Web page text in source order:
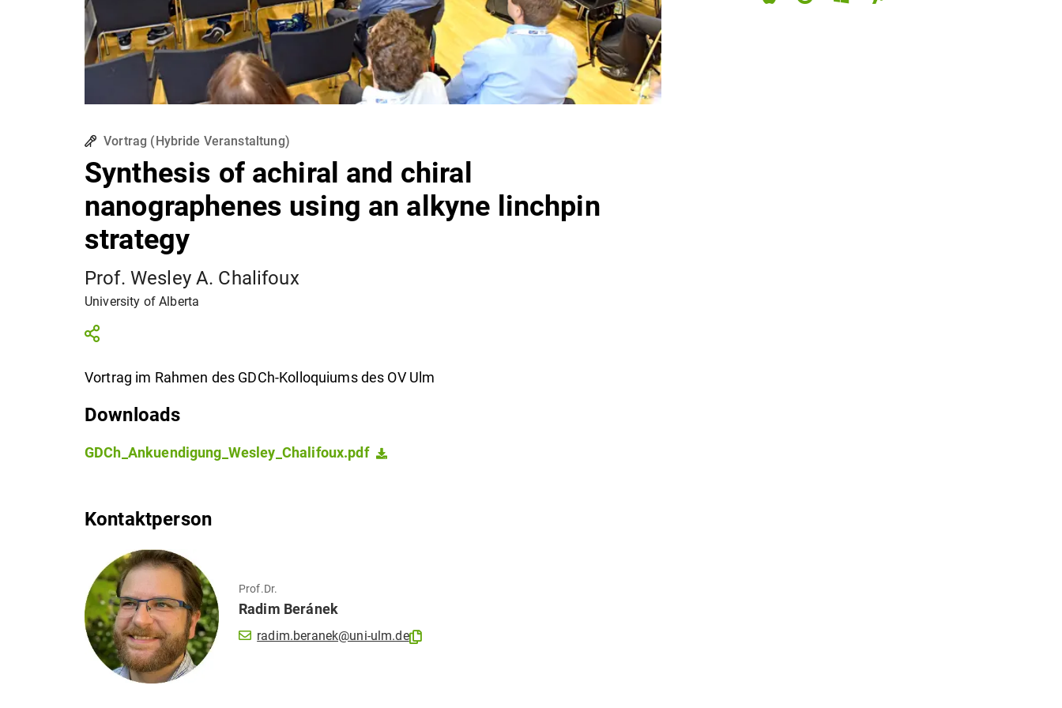
Vortrag (Hybride Veranstaltung)
Synthesis of achiral and chiral
nanographenes using an alkyne linchpin
strategy
Prof. Wesley A. Chalifoux
University of Alberta
Vortrag im Rahmen des GDCh-Kolloquiums des OV Ulm
Downloads
GDCh_Ankuendigung_Wesley_Chalifoux.pdf
Kontaktperson
Prof.Dr.
Radim Beránek
radim.beranek@uni-ulm.de